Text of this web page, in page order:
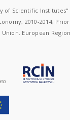
of Scientific Institutes"
2010-2014,
European